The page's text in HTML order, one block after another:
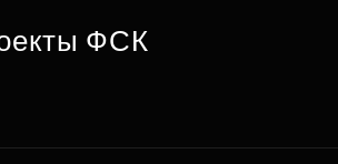
вам параметрам
ФСК